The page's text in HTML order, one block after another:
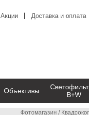
Фотомагазин /
Акции Доставка и оплата
Объективы
B+W